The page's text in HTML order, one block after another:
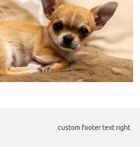
custom footer text right